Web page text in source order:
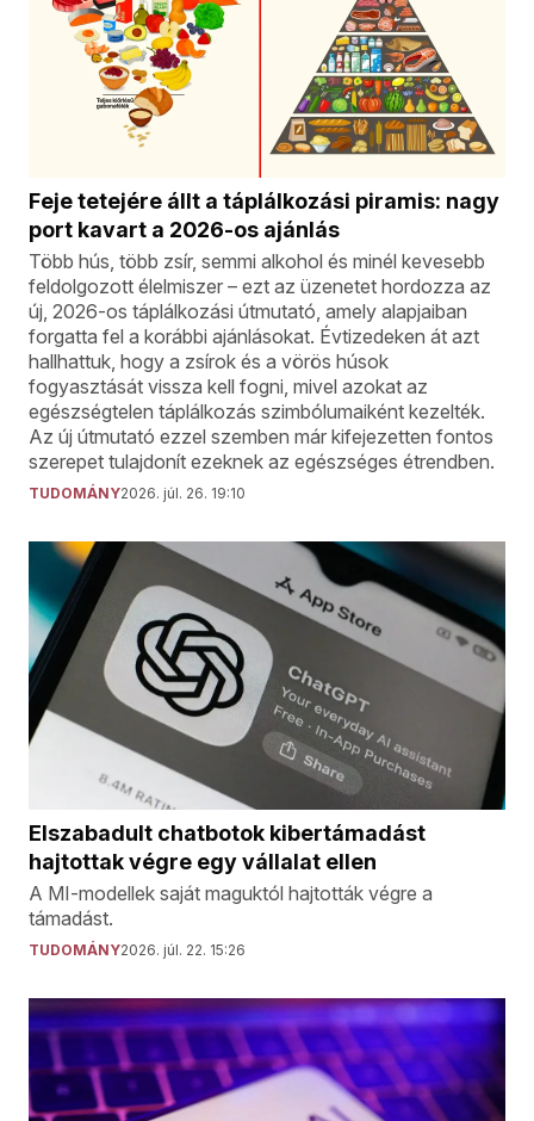
Feje tetejére állt a táplálkozási piramis: nagy
port kavart a 2026-os ajánlás
Több hús, több zsír, semmi alkohol és minél kevesebb
feldolgozott élelmiszer – ezt az üzenetet hordozza az
új, 2026-os táplálkozási útmutató, amely alapjaiban
forgatta fel a korábbi ajánlásokat. Évtizedeken át azt
hallhattuk, hogy a zsírok és a vörös húsok
fogyasztását vissza kell fogni, mivel azokat az
egészségtelen táplálkozás szimbólumaiként kezelték.
Az új útmutató ezzel szemben már kifejezetten fontos
szerepet tulajdonít ezeknek az egészséges étrendben.
TUDOMÁNY2026. júl. 26. 19:10
Elszabadult chatbotok kibertámadást
hajtottak végre egy vállalat ellen
A MI-modellek saját maguktól hajtották végre a
támadást.
TUDOMÁNY2026. júl. 22. 15:26